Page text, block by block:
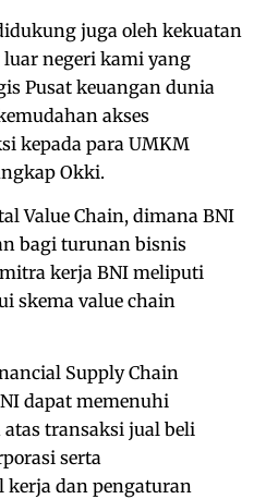
juga oleh kekuatan
negeri kami yang
Pusat keuangan dunia
akses
kepada para UMKM
Okki.
Value Chain, dimana BNI
bagi turunan bisnis
kerja BNI meliputi
skema value chain
Supply Chain
dapat memenuhi
transaksi jual beli
serta
dan pengaturan